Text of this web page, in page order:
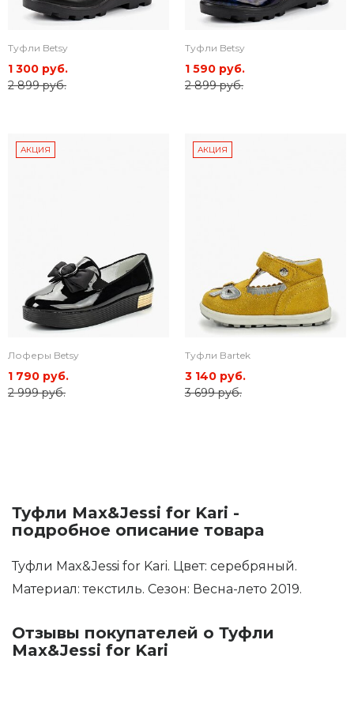
Туфли Betsy
1 300 руб.
2 899 руб.
Туфли Betsy
1 590 руб.
2 899 руб.
АКЦИЯ
Лоферы Betsy
1 790 руб.
2 999 руб.
АКЦИЯ
Туфли Bartek
3 140 руб.
3 699 руб.
Туфли Max&Jessi for Kari -
подробное описание товара
Туфли Max&Jessi for Kari. Цвет: серебряный.
Материал: текстиль. Сезон: Весна-лето 2019.
Отзывы покупателей о Туфли
Max&Jessi for Kari